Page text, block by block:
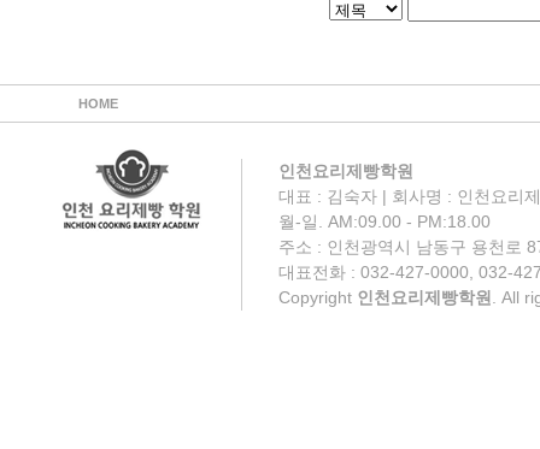
HOME
인천요리제빵학원
대표 : 김숙자 | 회사명 : 인천요리
월-일. AM:09.00 - PM:18.00
주소 : 인천광역시 남동구 용천로
대표전화 : 032-427-0000, 032-
Copyright 인천요리제빵학원 . All